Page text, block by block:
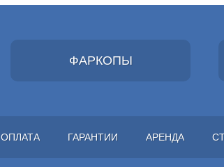
ФАРКОПЫ
ОПЛАТА ГАРАНТИИ АРЕНДА